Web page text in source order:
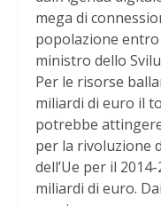
mega di
popolazione entro
ministro dello
Per le risorse
miliardi di euro il
potrebbe
per la rivoluzione
dell’Ue per il
miliardi di euro.